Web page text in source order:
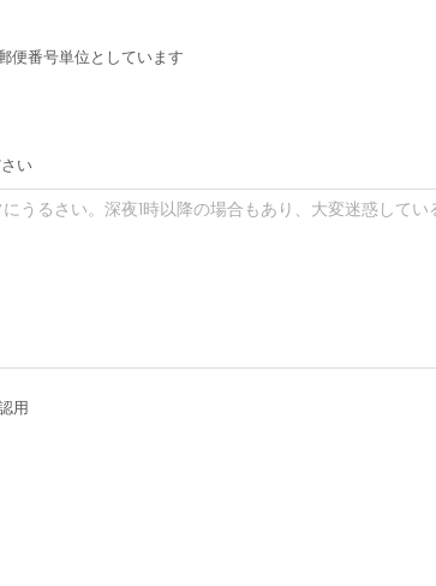
便番号単位としています
い
用